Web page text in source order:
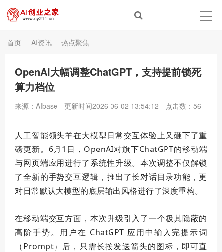
首页 AI资讯 热点聚焦
OpenAI大幅调整ChatGPT，支持提前锁死
算力档位
来源：AIbase 更新时间2026-06-02 13:54:12 点击数： 56
人工智能领头羊在大模型日常交互体验上又砸下了重
磅更新。6月1日，OpenAI对旗下ChatGPT的移动端
与网页端应用进行了系统性升级。本次调整不仅解锁
了全新的手势交互逻辑，推出了长对话目录功能，更
对日常默认大模型的底层输出风格进行了深度重构。
在移动端交互方面，本次升级引入了一个极其隐蔽的
高阶手势。用户在 ChatGPT 应用中输入完提示词
（Prompt）后，只需长按发送箭头的图标，即可直